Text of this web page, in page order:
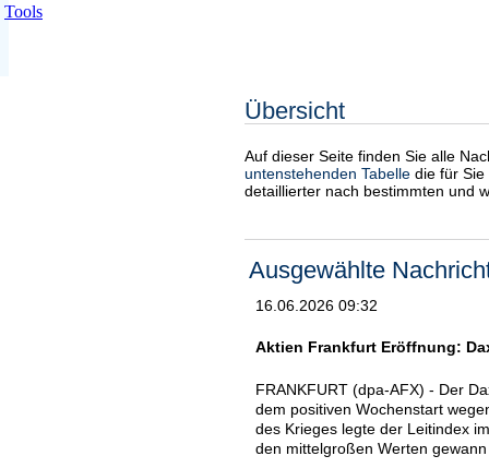
Tools
Übersicht
Auf dieser Seite finden Sie alle
untenstehenden Tabelle die für
detaillierter nach bestimmten und
Ausgewählte
16.06.2026 09:32
Aktien Frankfurt Eröffnung:
FRANKFURT (dpa-AFX) - Der
dem positiven Wochenstart
des Krieges legte der Leitindex
den mittelgroßen Werten